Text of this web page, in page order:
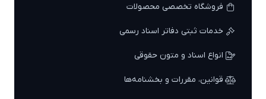
فروشگاه تخصصی محصولات
خدمات ثبتی دفاتر اسناد رسمی
انواع اسناد و متون حقوقی
قوانین، مقررات و بخشنامه‌ها